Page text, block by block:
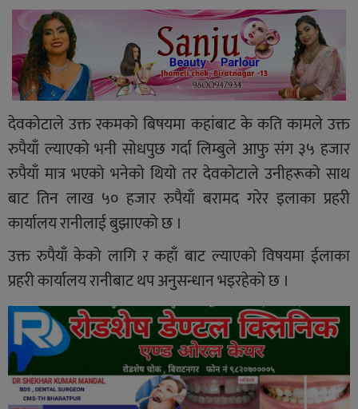
देवकोटाले उक्त रकमको बिषयमा कहांबाट के कति कामले उक्त
रुपैयाँ ल्याएको भनी सोधपुछ गर्दा लिम्बुले आफु संग ३५ हजार
रुपैयाँ मात्र भएको भनेको थियो तर देवकोटाले उनीहरूको साथ
बाट तिन लाख ५० हजार रुपैयाँ बरामद गरेर इलाका प्रहरी
कार्यालय रानीलाई बुझाएको छ ।
उक्त रुपैयाँ केको लागि र कहाँ बाट ल्याएको विषयमा ईलाका
प्रहरी कार्यालय रानीबाट थप अनुसन्धान भइरहेको छ ।